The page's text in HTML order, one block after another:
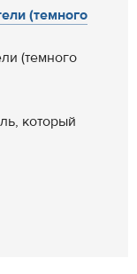
(темного
(темного
который